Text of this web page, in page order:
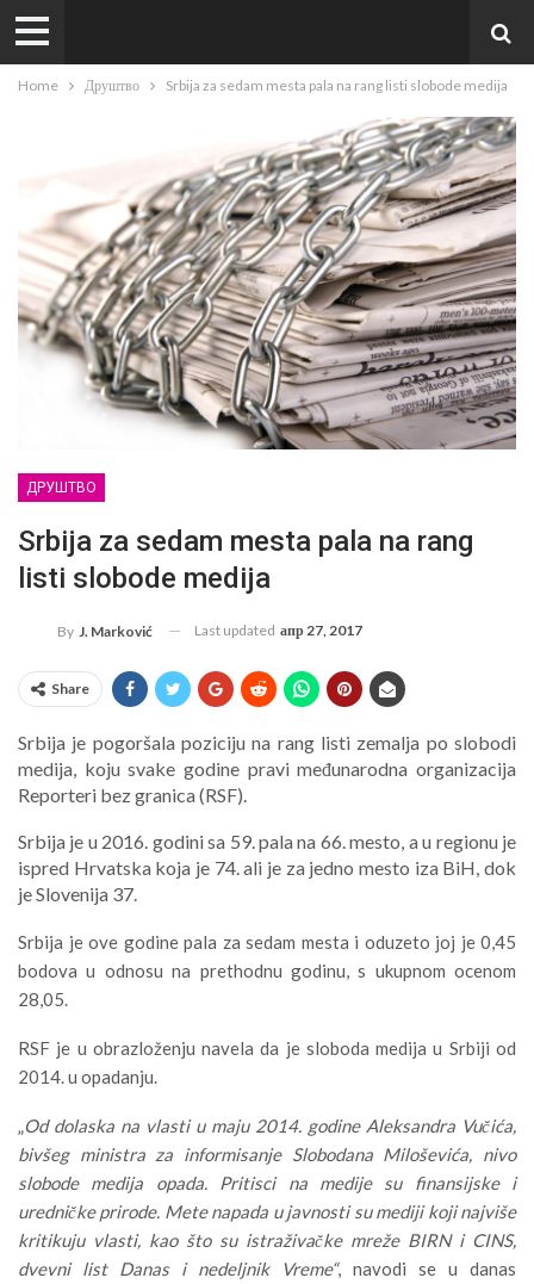
Home Друштво Srbija za sedam mesta pala na rang listi slobode medija
ДРУШТВО
Srbija za sedam mesta pala na rang
listi slobode medija
By J. Marković Last updated апр 27, 2017
Share
Srbija je pogoršala poziciju na rang listi zemalja po slobodi
medija, koju svake godine pravi međunarodna organizacija
Reporteri bez granica (RSF).
Srbija je u 2016. godini sa 59. pala na 66. mesto, a u regionu je
ispred Hrvatska koja je 74. ali je za jedno mesto iza BiH, dok
je Slovenija 37.
Srbija je ove godine pala za sedam mesta i oduzeto joj je 0,45
bodova u odnosu na prethodnu godinu, s ukupnom ocenom
28,05.
RSF je u obrazloženju navela da je sloboda medija u Srbiji od
2014. u opadanju.
„Od dolaska na vlasti u maju 2014. godine Aleksandra Vučića,
bivšeg ministra za informisanje Slobodana Miloševića, nivo
slobode medija opada. Pritisci na medije su finansijske i
uredničke prirode. Mete napada u javnosti su mediji koji najviše
kritikuju vlasti, kao što su istraživačke mreže BIRN i CINS,
dvevni list Danas i nedeljnik Vreme“, navodi se u danas